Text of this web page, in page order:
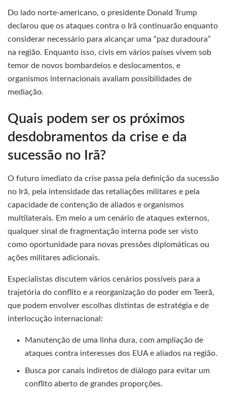
Do lado norte-americano, o presidente Donald Trump
declarou que os ataques contra o Irã continuarão enquanto
considerar necessário para alcançar uma “paz duradoura”
na região. Enquanto isso, civis em vários países vivem sob
temor de novos bombardeios e deslocamentos, e
organismos internacionais avaliam possibilidades de
mediação.
Quais podem ser os próximos
desdobramentos da crise e da
sucessão no Irã?
O futuro imediato da crise passa pela definição da sucessão
no Irã, pela intensidade das retaliações militares e pela
capacidade de contenção de aliados e organismos
multilaterais. Em meio a um cenário de ataques externos,
qualquer sinal de fragmentação interna pode ser visto
como oportunidade para novas pressões diplomáticas ou
ações militares adicionais.
Especialistas discutem vários cenários possíveis para a
trajetória do conflito e a reorganização do poder em Teerã,
que podem envolver escolhas distintas de estratégia e de
interlocução internacional:
Manutenção de uma linha dura, com ampliação de
ataques contra interesses dos EUA e aliados na região.
Busca por canais indiretos de diálogo para evitar um
conflito aberto de grandes proporções.